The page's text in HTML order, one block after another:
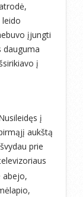
įjungti
dauguma
į
į
aukštą
prie
abejo,